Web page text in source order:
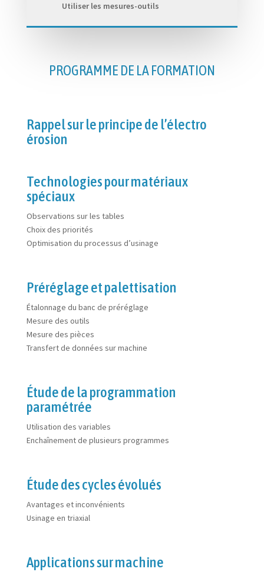
Utiliser les mesures-outils
PROGRAMME DE LA FORMATION
Rappel sur le principe de l’électro
érosion
Technologies pour matériaux
spéciaux
Observations sur les tables
Choix des priorités
Optimisation du processus d’usinage
Préréglage et palettisation
Étalonnage du banc de préréglage
Mesure des outils
Mesure des pièces
Transfert de données sur machine
Étude de la programmation
paramétrée
Utilisation des variables
Enchaînement de plusieurs programmes
Étude des cycles évolués
Avantages et inconvénients
Usinage en triaxial
Applications sur machine